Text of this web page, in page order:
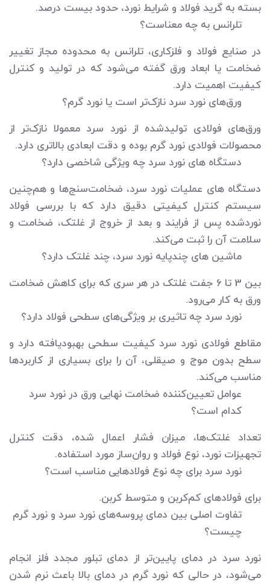
بسته به گرید فولاد و شرایط نورد، حدود بیست درصد.
تلرانس به چه معناست؟
در صنایع فولاد و فلزکاری، تلرانس به محدوده مجاز تغییر
ضخامت یا ابعاد ورق گفته می‌شود که در تولید و کنترل
کیفیت اهمیت دارد.
ورق‌های نورد سرد نازک‌تر است یا نورد گرم؟
ورق‌های فولادی تولیدشده از نورد سرد معمولا نازک‌تر از
محصولات فولادی نورد گرم بوده و دقت ابعادی بالاتری دارد.
دستگاه های نورد سرد چه ویژگی شاخصی دارد؟
دستگاه های عملیات نورد سرد، ضخامت‌سنج‌ها و هم‌چنین
سیستم کنترل کیفیتی دقیق دارد که با بررسی فولاد
نوردشده پس از فرایند و بعد از خروج از غلتک، ضخامت و
سلامت آن را ثبت می‌کند.
ماشین های چندپایه نورد سرد، چند غلتک دارد؟
بین 3 تا 6 جفت غلتک در هر سری که برای کاهش ضخامت
ورق به کار می‌رود.
نورد سرد چه تاثیری بر ویژگی‌های سطحی فولاد دارد؟
مقاطع فولادی نورد سرد کیفیت سطحی بهبودیافته دارد و
سطح بدون موج و صیقلی، آن را برای بسیاری از کاربردها
مناسب می‌کند.
عوامل تعیین‌کننده ضخامت نهایی ورق در نورد سرد
کدام است؟
تعداد غلتک‌ها، میزان فشار اعمال شده، دقت کنترل
تجهیزات نورد، نوع فولاد و روان‌ساز مورد استفاده.
نورد سرد برای چه نوع فولادهایی مناسب است؟
برای فولادهای کم‌کربن و متوسط کربن.
تفاوت اصلی بین دمای پروسه‌های نورد سرد و نورد گرم
چیست؟
نورد سرد در دمای پایین‌تر از دمای تبلور مجدد فلز انجام
می‌شود، در حالی که نورد گرم در دمای بالا باعث نرم شدن